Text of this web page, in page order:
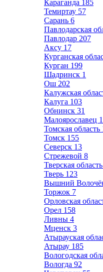
Караганда 185
Темиртау 57
Сарань 6
Павлодарская
Павлодар 207
Аксу 17
Курганская
Курган 199
Шадринск 1
Ош 202
Калужская
Калуга 103
Обнинск 31
Малоярославец
Томская область
Томск 155
Северск 13
Стрежевой 8
Тверская область
Тверь 123
Вышний
Торжок 7
Орловская
Орел 158
Ливны 4
Мценск 3
Атырауская
Атырау 185
Вологодская
Вологда 92